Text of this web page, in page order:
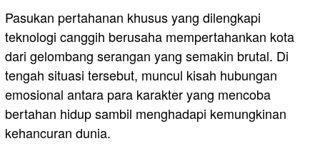
Pasukan pertahanan khusus yang dilengkapi
teknologi canggih berusaha mempertahankan kota
dari gelombang serangan yang semakin brutal. Di
tengah situasi tersebut, muncul kisah hubungan
emosional antara para karakter yang mencoba
bertahan hidup sambil menghadapi kemungkinan
kehancuran dunia.